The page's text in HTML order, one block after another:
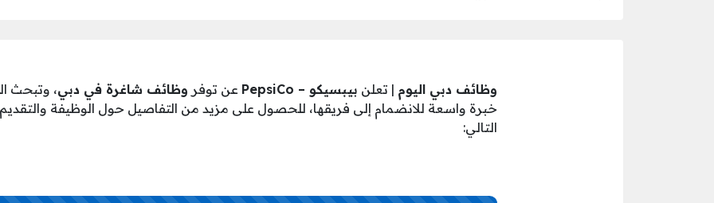
وظائف دبي اليوم | تعلن بيبسيكو – PepsiCo عن توفر وظائف شاغرة في دبي، وتبحث
خبرة واسعة للانضمام إلى فريقها، للحصول على مزيد من التفاصيل حول الوظيفة
التالي: